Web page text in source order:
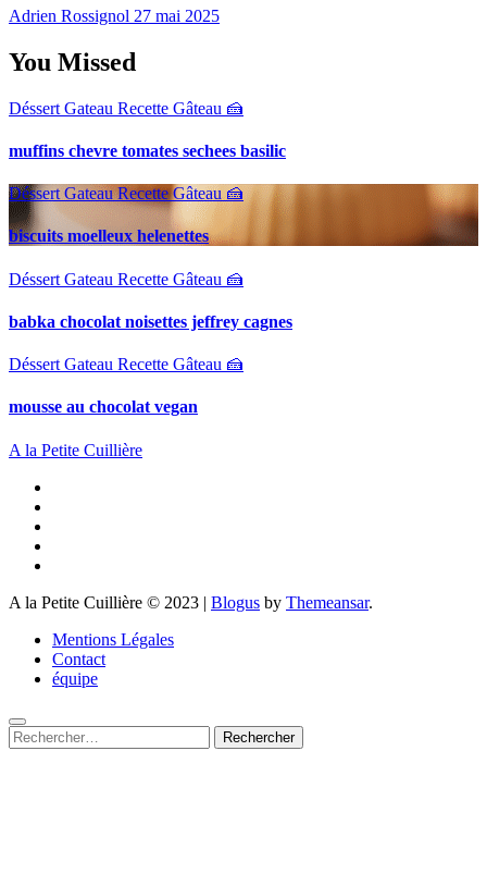
Adrien Rossignol 27 mai 2025
You Missed
Déssert Gateau Recette Gâteau 🍰
muffins chevre tomates sechees basilic
Déssert GateauRecette Gâteau 🍰
biscuits moelleux helenettes
Déssert Gateau Recette Gâteau 🍰
babka chocolat noisettes jeffrey cagnes
Déssert Gateau Recette Gâteau 🍰
mousse au chocolat vegan
A la Petite Cuillière
A la Petite Cuillière © 2023 | Blogus by Themeansar.
Mentions Légales
Contact
équipe
Rechercher :